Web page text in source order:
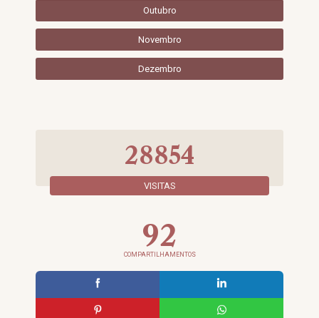
28854
VISITAS
92
COMPARTILHAMENTOS
Outubro
Novembro
Dezembro